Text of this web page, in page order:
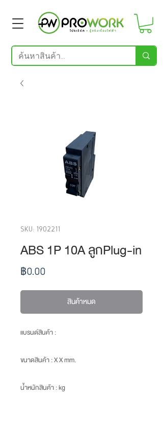
SKU: 1902211
ABS 1P 10A ลูกPlug-in
฿0.00ราคา
สินค้าหมด
แบรนด์สินค้า :
ขนาดสินค้า: X X mm.
น้ำหนักสินค้า: kg